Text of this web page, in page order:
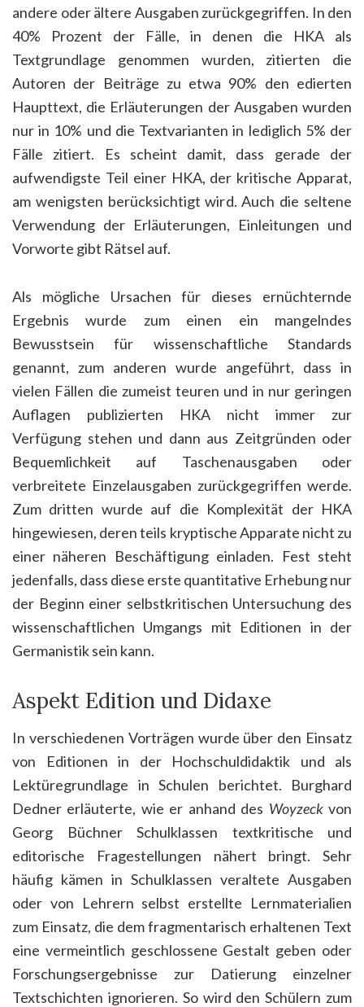
andere oder ältere Ausgaben zurückgegriffen. In den
40% Prozent der Fälle, in denen die HKA als
Textgrundlage genommen wurden, zitierten die
Autoren der Beiträge zu etwa 90% den edierten
Haupttext, die Erläuterungen der Ausgaben wurden
nur in 10% und die Textvarianten in lediglich 5% der
Fälle zitiert. Es scheint damit, dass gerade der
aufwendigste Teil einer HKA, der kritische Apparat,
am wenigsten berücksichtigt wird. Auch die seltene
Verwendung der Erläuterungen, Einleitungen und
Vorworte gibt Rätsel auf.
Als mögliche Ursachen für dieses ernüchternde
Ergebnis wurde zum einen ein mangelndes
Bewusstsein für wissenschaftliche Standards
genannt, zum anderen wurde angeführt, dass in
vielen Fällen die zumeist teuren und in nur geringen
Auflagen publizierten HKA nicht immer zur
Verfügung stehen und dann aus Zeitgründen oder
Bequemlichkeit auf Taschenausgaben oder
verbreitete Einzelausgaben zurückgegriffen werde.
Zum dritten wurde auf die Komplexität der HKA
hingewiesen, deren teils kryptische Apparate nicht zu
einer näheren Beschäftigung einladen. Fest steht
jedenfalls, dass diese erste quantitative Erhebung nur
der Beginn einer selbstkritischen Untersuchung des
wissenschaftlichen Umgangs mit Editionen in der
Germanistik sein kann.
Aspekt Edition und Didaxe
In verschiedenen Vorträgen wurde über den Einsatz
von Editionen in der Hochschuldidaktik und als
Lektüregrundlage in Schulen berichtet. Burghard
Dedner erläuterte, wie er anhand des Woyzeckvon
Georg Büchner Schulklassen textkritische und
editorische Fragestellungen nähert bringt. Sehr
häufig kämen in Schulklassen veraltete Ausgaben
oder von Lehrern selbst erstellte Lernmaterialien
zum Einsatz, die dem fragmentarisch erhaltenen Text
eine vermeintlich geschlossene Gestalt geben oder
Forschungsergebnisse zur Datierung einzelner
Textschichten ignorieren. So wird den Schülern zum